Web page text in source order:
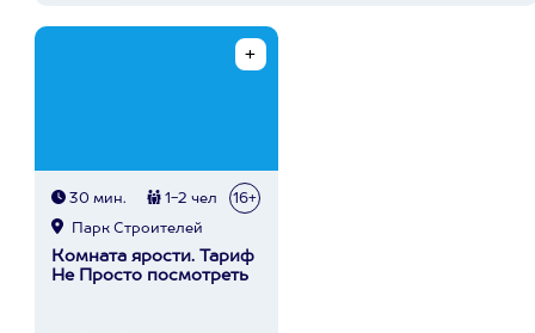
30 мин. 1-2 чел 16+
Парк Строителей
Комната ярости. Тариф
Не Просто посмотреть